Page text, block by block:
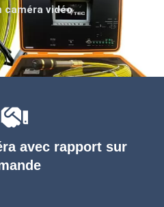
avec rapport sur
caméra vidéo